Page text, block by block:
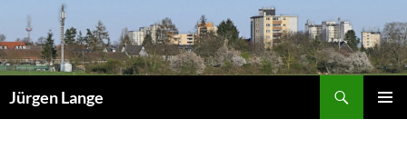
Inhalt
springen
Jürgen Lange